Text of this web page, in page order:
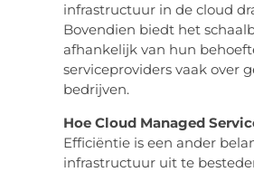
infrastructuur in de cloud
Bovendien biedt het
afhankelijk van hun
serviceproviders vaak over
bedrijven.
Hoe Cloud Managed
Efficiëntie is een ander
infrastructuur uit te